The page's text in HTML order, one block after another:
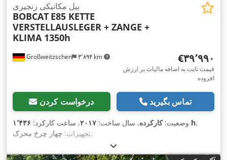
Großweitzschen ۳٬۸۹۴ km
بیل مکانیکی زنجیری
BOBCAT E85 KETTE
VERSTELLAUSLEGER + ZANGE +
KLIMA 1350h
‎€۳۹٬۹۹۰
قیمت ثابت به اضافه مالیات بر ارزش
افزوده
درخواست کردن تماس بگیرید
وضعیت:کارکرده, سال ساخت: ۲۰۱۷, ساعت کارکرد: ۱٬۴۳۶ h,
تجهیزات: چهار چرخ محرک ,